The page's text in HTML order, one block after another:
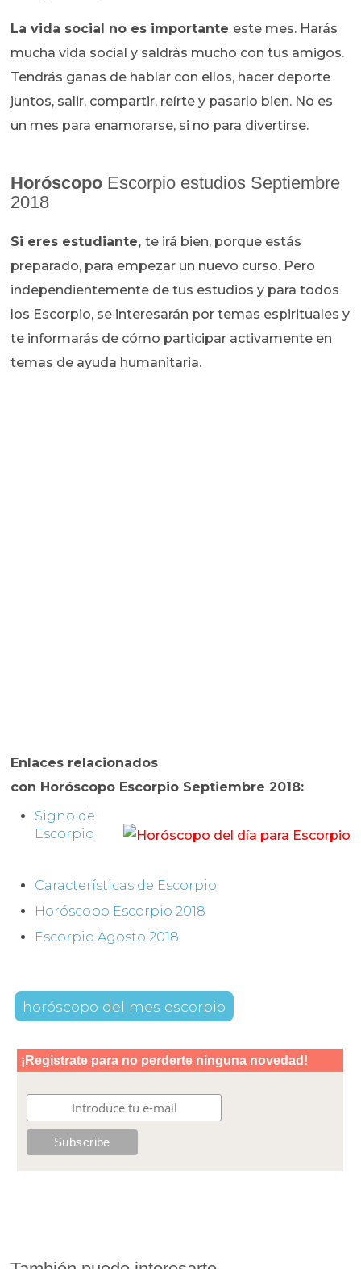
La vida social no es importante este mes. Harás
mucha vida social y saldrás mucho con tus amigos.
Tendrás ganas de hablar con ellos, hacer deporte
juntos, salir, compartir, reírte y pasarlo bien. No es
un mes para enamorarse, si no para divertirse.
Horóscopo Escorpio estudios Septiembre
2018
Si eres estudiante,te irá bien, porque estás
preparado, para empezar un nuevo curso. Pero
independientemente de tus estudios y para todos
los Escorpio, se interesarán por temas espirituales y
te informarás de cómo participar activamente en
temas de ayuda humanitaria.
Enlaces relacionados
con Horóscopo Escorpio Septiembre 2018:
Signo de
Escorpio
Características de Escorpio
Horóscopo Escorpio 2018
Escorpio Agosto 2018
horóscopo del mes escorpio